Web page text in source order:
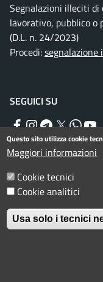
Segnalazioni illeciti di
lavorativo, pubblico o
(D.L. n. 24/2023)
Procedi:segnalazione
SEGUICI SU
Facebook
Instagram
Telegram
Twitter
Menu piè di
Informativa privacy
Dichiarazione di
© Comune di Rimini.
Questo sito utilizza cookie
Maggiori informazioni
Cookie tecnici
Cookie analitici
Usa solo i tecnici